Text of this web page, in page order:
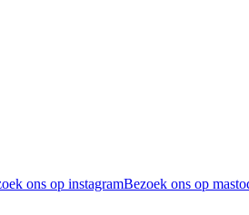
ons op instagramBezoek ons op